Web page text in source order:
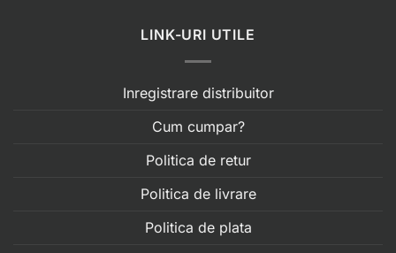
LINK-URI UTILE
Inregistrare distribuitor
Cum cumpar?
Politica de retur
Politica de livrare
Politica de plata